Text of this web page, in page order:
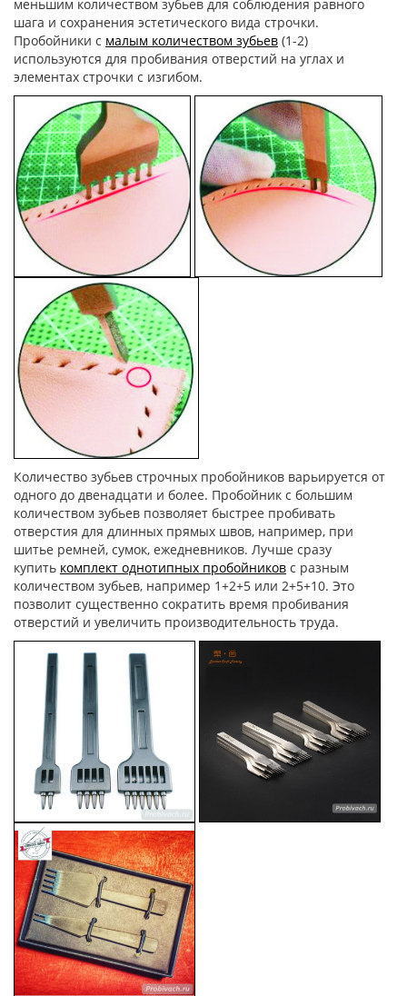
меньшим количеством зубьев для соблюдения равного
шага и сохранения эстетического вида строчки.
Пробойники с малым количеством зубьев (1-2)
используются для пробивания отверстий на углах и
элементах строчки с изгибом.
Количество зубьев строчных пробойников варьируется от
одного до двенадцати и более. Пробойник с большим
количеством зубьев позволяет быстрее пробивать
отверстия для длинных прямых швов, например, при
шитье ремней, сумок, ежедневников. Лучше сразу
купить комплект однотипных пробойников с разным
количеством зубьев, например 1+2+5 или 2+5+10. Это
позволит существенно сократить время пробивания
отверстий и увеличить производительность труда.